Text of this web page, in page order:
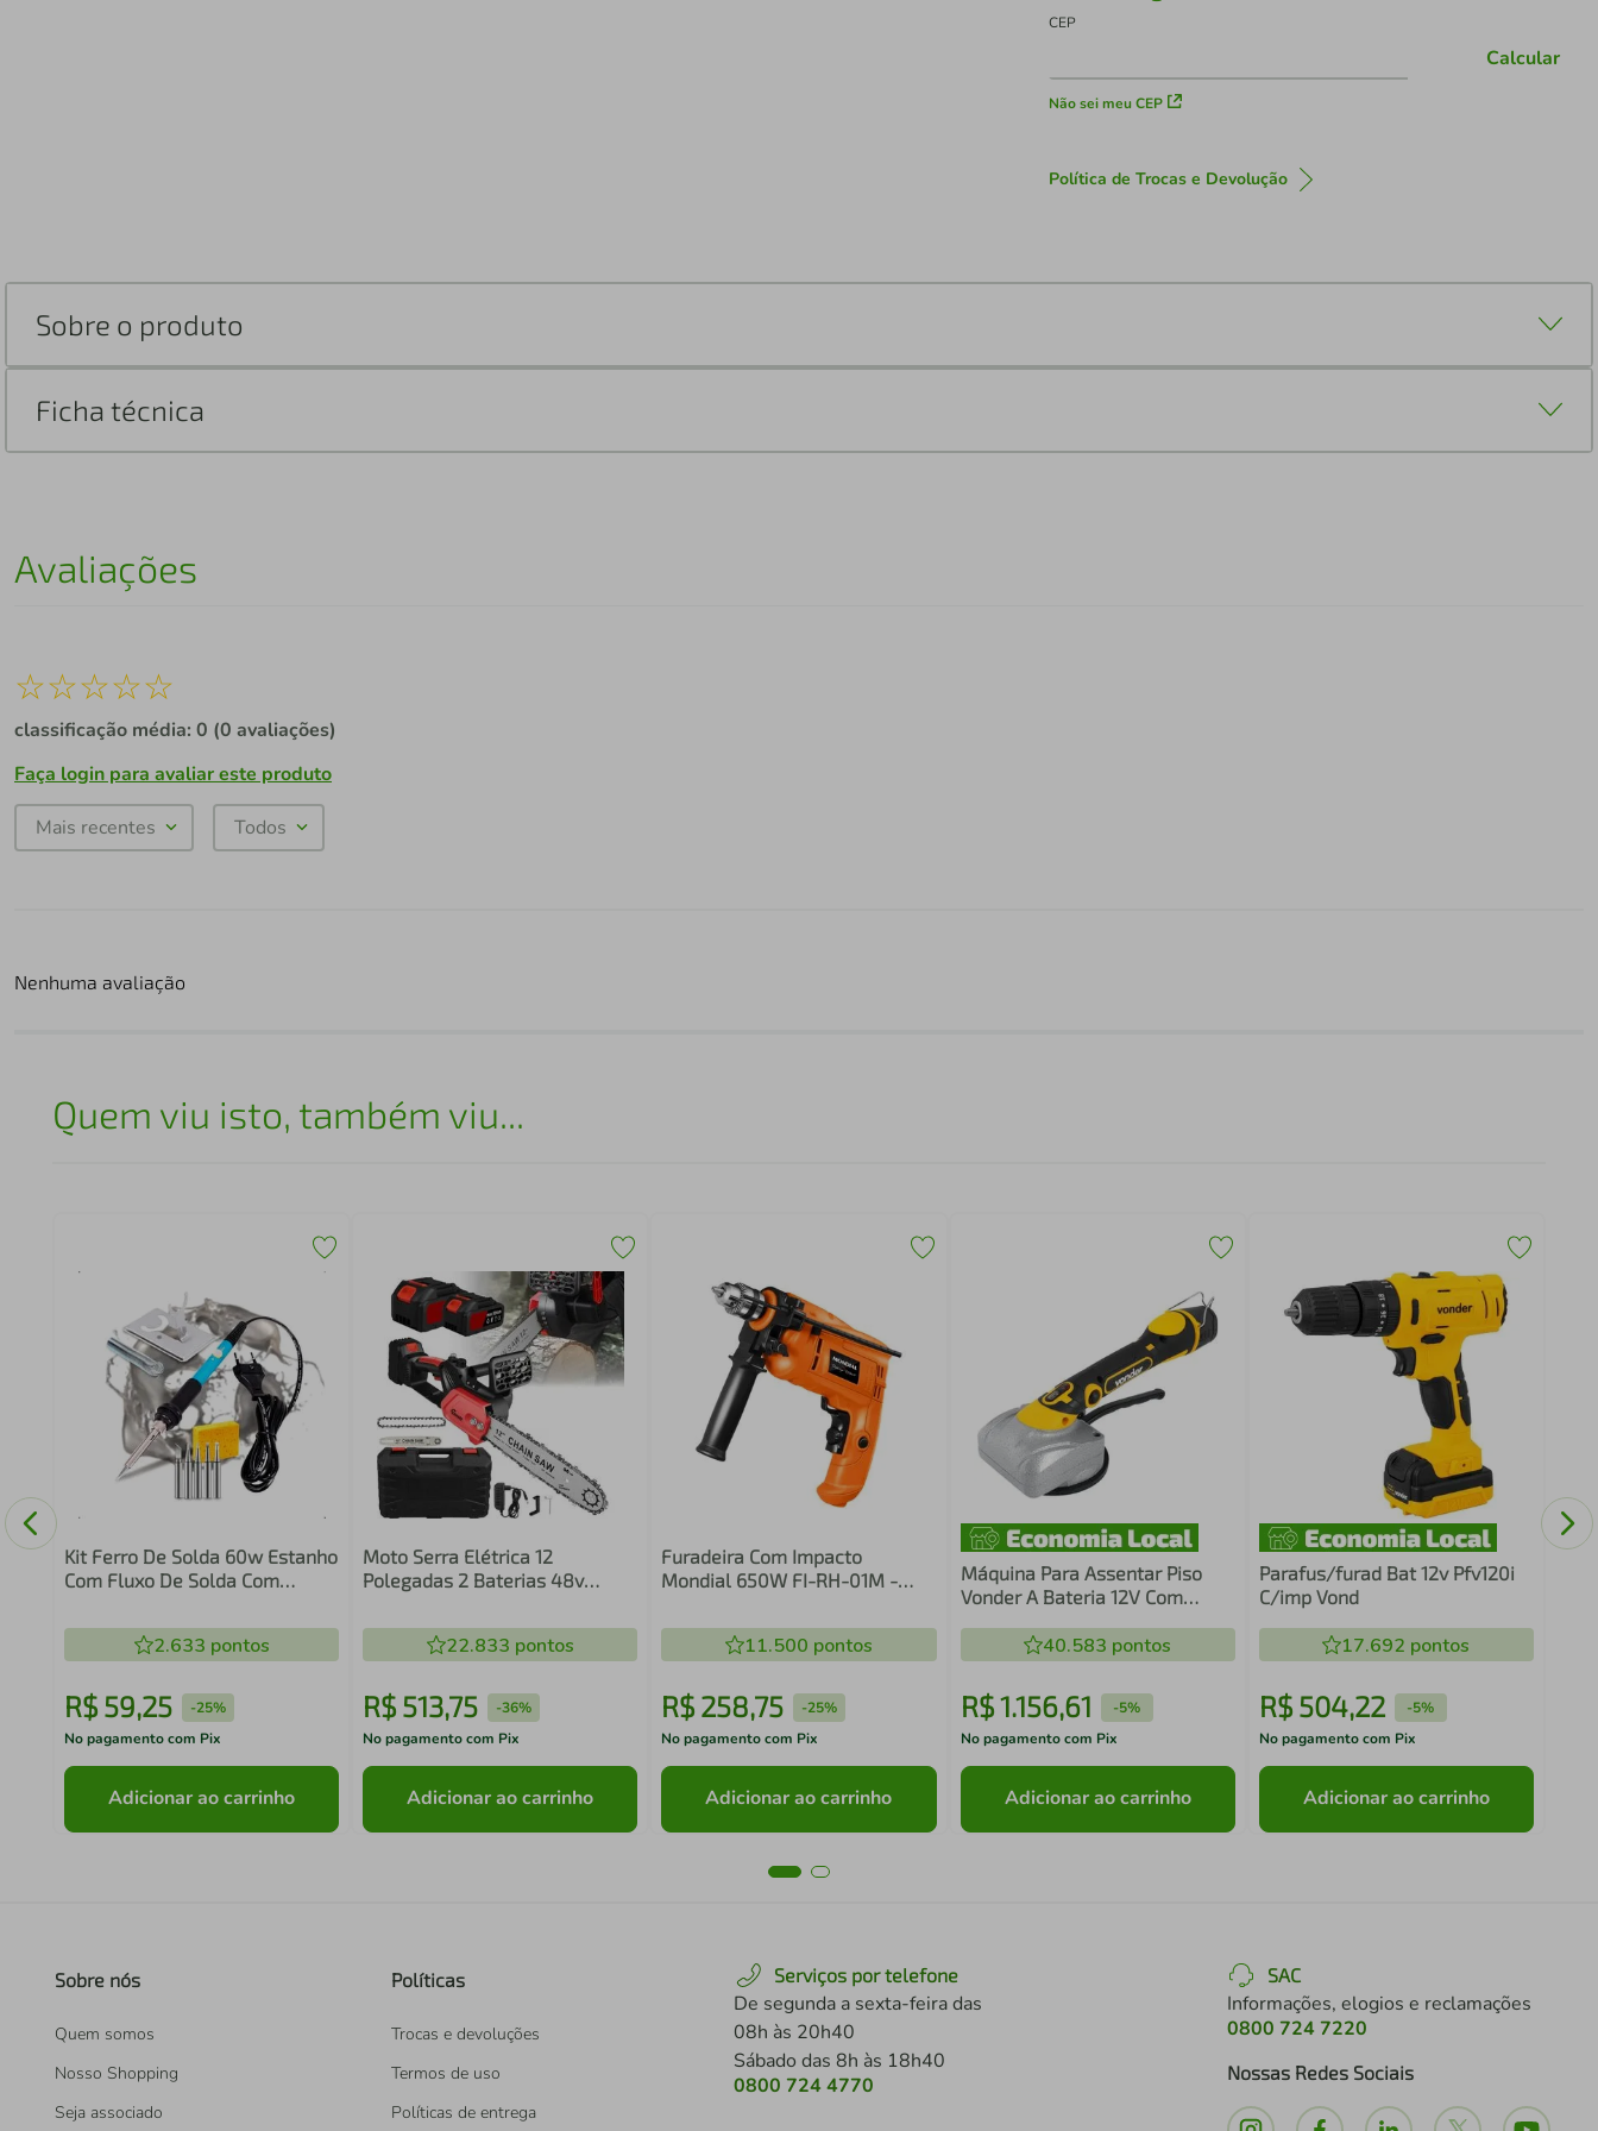
CEP
Não sei meu CEP
Calcular
Política de Trocas e Devolução
Sobre o produto
Ficha técnica
Avaliações
☆☆☆☆☆
classificação média: 0 (0 avaliações)
Faça login para avaliar este produto
Mais recentes Todos
Nenhuma avaliação
Quem viu isto, também viu...
Kit Ferro De Solda 60w Estanho
Com Fluxo De Solda Com
Profissional Several - 220V
2.633 pontos
R$ 59,25 -25%
No pagamento com Pix
Adicionar ao carrinho
Moto Serra Elétrica 12
Polegadas 2 Baterias 48v
Profissional Kamare - 110v 220v
22.833 pontos
R$ 513,75 -36%
No pagamento com Pix
Adicionar ao carrinho
Furadeira Com Impacto
Mondial 650W FI-RH-01M -
11.500 pontos
R$258,75 -25%
No pagamento com Pix
Adicionar ao carrinho
Máquina Para Assentar Piso
Vonder A Bateria 12V Com
Porcelanatos40.583 pontos
R$1.156,61 -5%
No pagamento com Pix
Adicionar ao carrinho
Parafus/furad Bat 12v Pfv120i
C/imp Vond
17.692 pontos
R$ 504,22 -5%
No pagamento com Pix
Adicionar ao carrinho
Sobre nós
Quem somos
Nosso Shopping
Seja associado
Políticas
Trocas e devoluções
Termos de uso
Políticas de entrega
Serviços por telefone
De segunda a sexta-feira das
08h às 20h40
Sábado das 8h às 18h40
0800 724 4770
SAC
Informações, elogios e reclamações
0800 724 7220
Nossas Redes Sociais